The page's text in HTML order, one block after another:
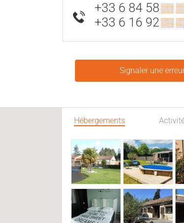
+33 6 84 58▒▒
+33 6 16 92▒▒
Signaler une
Hébergements